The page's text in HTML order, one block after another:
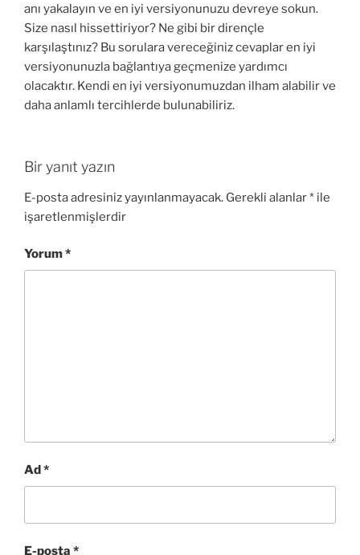
anı yakalayın ve en iyi versiyonunuzu devreye sokun.
Size nasıl hissettiriyor? Ne gibi bir dirençle
karşılaştınız? Bu sorulara vereceğiniz cevaplar en iyi
versiyonunuzla bağlantıya geçmenize yardımcı
olacaktır. Kendi en iyi versiyonumuzdan ilham alabilir ve
daha anlamlı tercihlerde bulunabiliriz.
Bir yanıt yazın
E-posta adresiniz yayınlanmayacak. Gerekli alanlar* ile
işaretlenmişlerdir
Yorum*
Ad*
E-posta *